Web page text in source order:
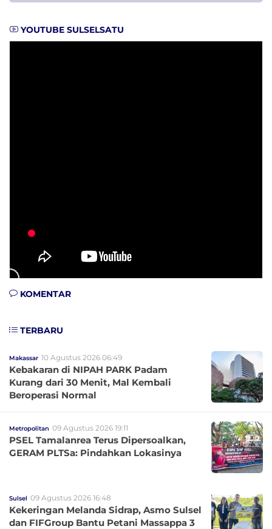
YOUTUBE SULSELSATU
KOMENTAR
TERBARU
Makassar 10 Agustus 2026 06:49
Kebakaran di NIPAH PARK Padam
Kurang dari 30 Menit, Mal Kembali
Beroperasi Normal
Metropolitan 09 Agustus 2026 19:11
PSEL Tamalanrea Terus Dipersoalkan,
GERAM PLTSa: Pindahkan Lokasinya
Sulsel 09 Agustus 2026 16:48
Kekeringan Melanda Sidrap, Asmo Sulsel
dan FIFGroup Bantu Petani Massappa 3